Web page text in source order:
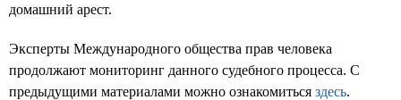
домашний арест.
Эксперты Международного общества прав человека
продолжают мониторинг данного судебного процесса. С
предыдущими материалами можно ознакомиться здесь.